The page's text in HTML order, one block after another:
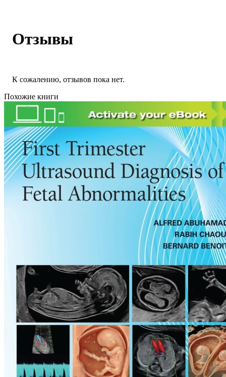
Отзывы
К сожалению, отзывов пока нет.
Похожие книги